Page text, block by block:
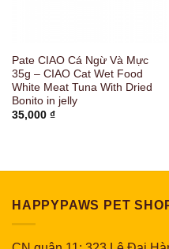
Pate CIAO Cá Ngừ Và Mực
35g – CIAO Cat Wet Food
White Meat Tuna With Dried
Bonito in jelly
35,000 ₫
HAPPYPAWS PET